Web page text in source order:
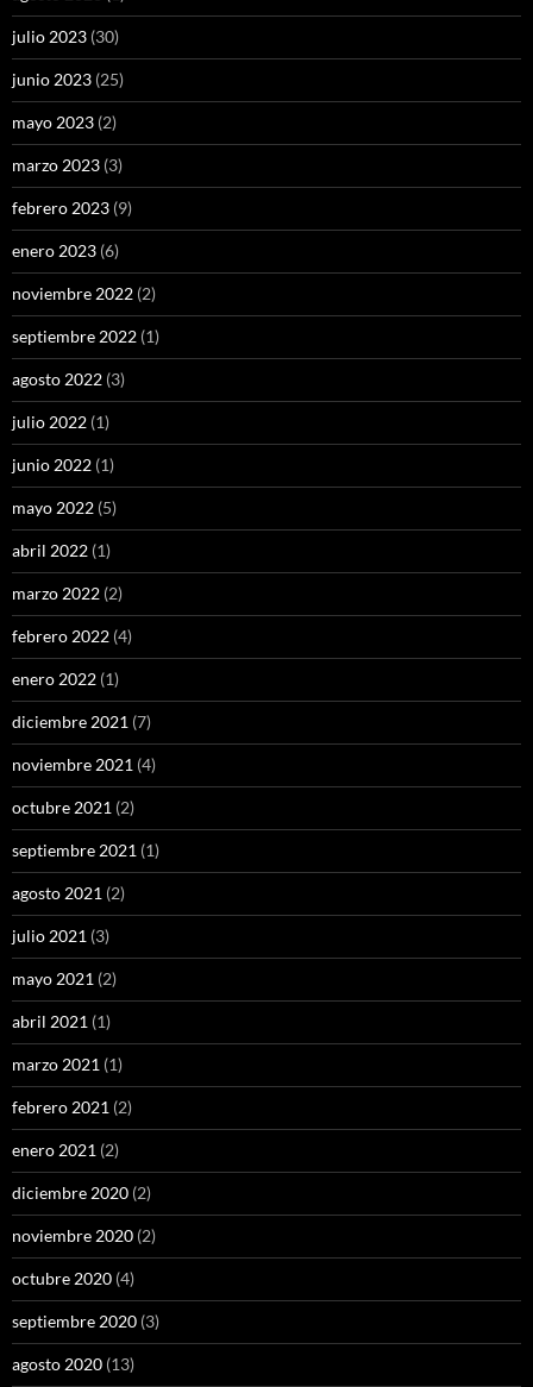
julio 2023 (30)
junio 2023 (25)
mayo 2023 (2)
marzo 2023 (3)
febrero 2023 (9)
enero 2023 (6)
noviembre 2022 (2)
septiembre 2022 (1)
agosto 2022 (3)
julio 2022 (1)
junio 2022 (1)
mayo 2022 (5)
abril 2022 (1)
marzo 2022 (2)
febrero 2022 (4)
enero 2022 (1)
diciembre 2021 (7)
noviembre 2021 (4)
octubre 2021 (2)
septiembre 2021 (1)
agosto 2021 (2)
julio 2021 (3)
mayo 2021 (2)
abril 2021 (1)
marzo 2021 (1)
febrero 2021 (2)
enero 2021 (2)
diciembre 2020 (2)
noviembre 2020 (2)
octubre 2020 (4)
septiembre 2020 (3)
agosto 2020 (13)